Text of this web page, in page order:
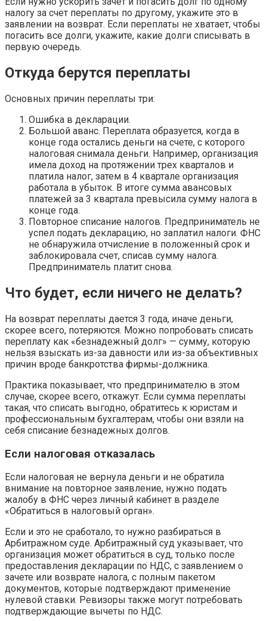
налогу за счет переплаты по другому, укажите это в
заявлении на возврат. Если переплаты не хватает, чтобы
погасить все долги, укажите, какие долги списывать в
первую очередь.
Откуда берутся переплаты
Основных причин переплаты три:
Ошибка в декларации.
Большой аванс. Переплата образуется, когда в
конце года остались деньги на счете, с которого
налоговая снимала деньги. Например, организация
имела доход на протяжении трех кварталов и
платила налог, затем в 4 квартале организация
работала в убыток. В итоге сумма авансовых
платежей за 3 квартала превысила сумму налога в
конце года.
Повторное списание налогов. Предприниматель не
успел подать декларацию, но заплатил налоги. ФНС
не обнаружила отчисление в положенный срок и
заблокировала счет, списав сумму налога.
Предприниматель платит снова.
Что будет, если ничего не делать?
На возврат переплаты дается 3 года, иначе деньги,
скорее всего, потеряются. Можно попробовать списать
переплату как «безнадежный долг» — сумму, которую
нельзя взыскать из-за давности или из-за объективных
причин вроде банкротства фирмы-должника.
Практика показывает, что предпринимателю в этом
случае, скорее всего, откажут. Если сумма переплаты
такая, что списать выгодно, обратитесь к юристам и
профессиональным бухгалтерам, чтобы они взяли на
себя списание безнадежных долгов.
Если налоговая отказалась
Если налоговая не вернула деньги и не обратила
внимание на повторное заявление, нужно подать
жалобу в ФНС через личный кабинет в разделе
«Обратиться в налоговый орган».
Если и это не сработало, то нужно разбираться в
Арбитражном суде. Арбитражный суд указывает, что
организация может обратиться в суд, только после
предоставления декларации по НДС, с заявлением о
зачете или возврате налога, с полным пакетом
документов, которые подтверждают применение
нулевой ставки. Ревизоры также могут потребовать
подтверждающие вычеты по НДС.